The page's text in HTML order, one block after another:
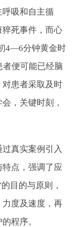
吸和自主循
死事件，而心
4—6分钟黄金时
者便可能已经脑
患者采取及时
，关键时刻，
真实案例引入
点，强调了应
目的与原则，
度及速度，再
程序。